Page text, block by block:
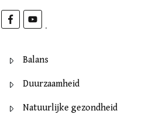
Balans
Duurzaamheid
Natuurlijke gezondheid